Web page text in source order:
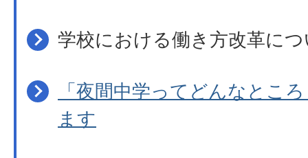
学校における働き方改革に
「夜間中学ってどんなとこ
ます